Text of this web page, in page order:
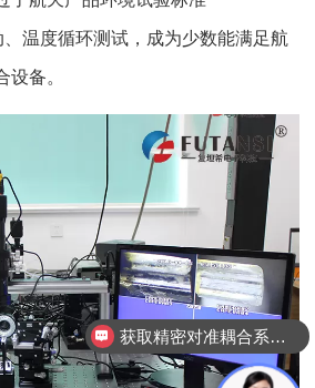
、温度循环测试，成为少数能满足航
备。
获取精密对准耦合系统技术方案